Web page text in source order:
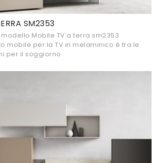
SM2353
Mobile TV a terra sm2353
mobile per la TV in melaminico è tra le
per il soggiorno.